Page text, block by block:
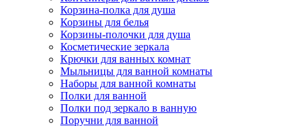
Корзина-полка для душа
Корзины для белья
Корзины-полочки для душа
Косметические зеркала
Крючки для ванных комнат
Мыльницы для ванной комнаты
Наборы для ванной комнаты
Полки для ванной
Полки под зеркало в ванную
Поручни для ванной